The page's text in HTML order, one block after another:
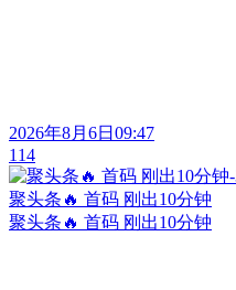
2026年8月6日09:47
114
聚头条🔥 首码 刚出10分钟
聚头条🔥 首码 刚出10分钟